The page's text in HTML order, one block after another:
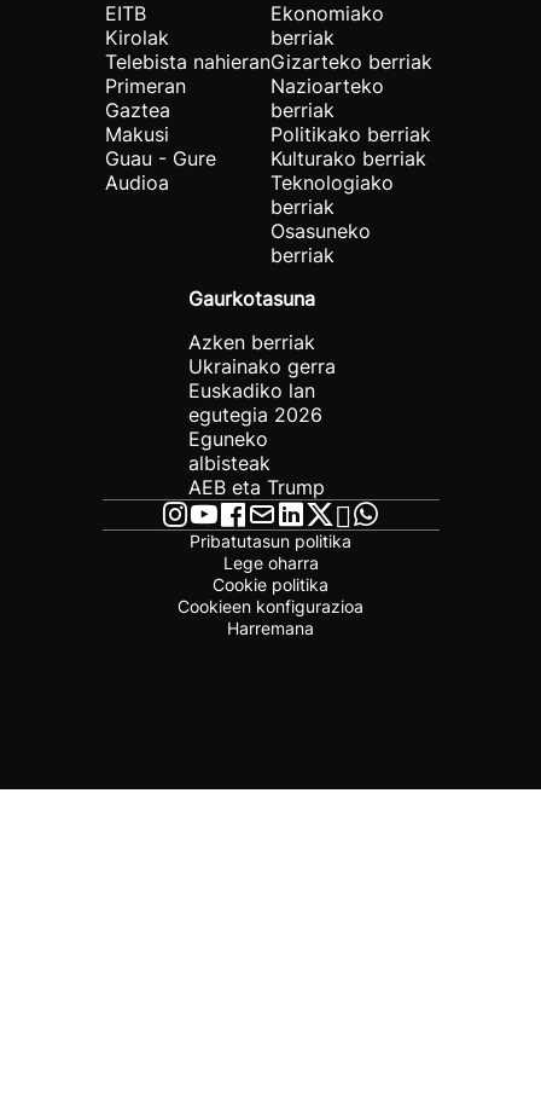
EITB
Kirolak
Telebista nahieran
Primeran
Gaztea
Makusi
Guau - Gure
Audioa
Ekonomiako
berriak
Gizarteko berriak
Nazioarteko
berriak
Politikako berriak
Kulturako berriak
Teknologiako
berriak
Osasuneko
berriak
Gaurkotasuna
Azken berriak
Ukrainako gerra
Euskadiko lan
egutegia 2026
Eguneko
albisteak
AEB eta Trump
Pribatutasun politika
Lege oharra
Cookie politika
Cookieen konfigurazioa
Harremana